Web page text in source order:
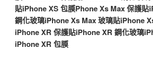
貼iPhone XS 包膜Phone Xs Max 保護貼
鋼化玻璃iPhone Xs Max 玻璃貼iPhone
iPhone XR 保護貼iPhone XR 鋼化玻璃
iPhone XR 包膜